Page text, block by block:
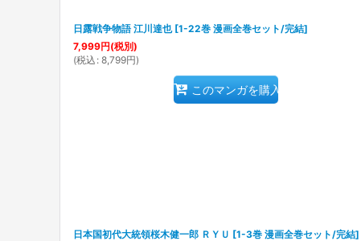
日露戦争物語 江川達也 [1-22巻 漫画全巻セット/完結]
7,999円(税別)
(税込 : 8,799円)
このマンガを購入
日本国初代大統領桜木健一郎 ＲＹＵ [1-3巻 漫画全巻セット/完結]